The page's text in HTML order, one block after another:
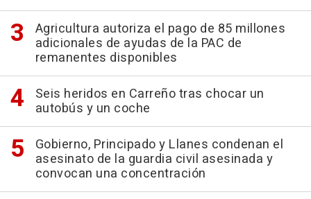
Agricultura autoriza el pago de 85 millones
adicionales de ayudas de la PAC de
remanentes disponibles
Seis heridos en Carreño tras chocar un
autobús y un coche
Gobierno, Principado y Llanes condenan el
asesinato de la guardia civil asesinada y
convocan una concentración